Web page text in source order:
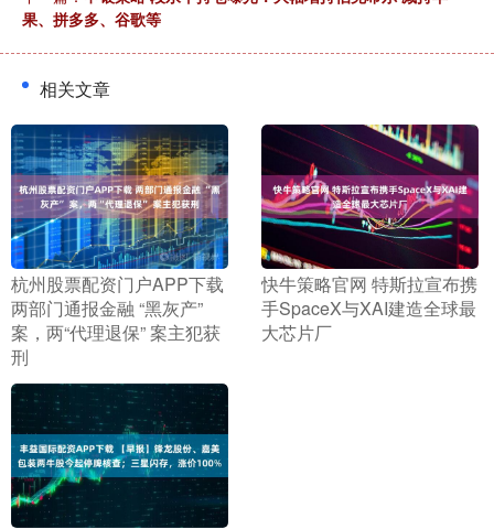
果、拼多多、谷歌等
相关文章
​杭州股票配资门户APP下载
两部门通报金融 “黑灰产”
案，两“代理退保” 案主犯获
刑
​快牛策略官网 特斯拉宣布携
手SpaceX与XAI建造全球最
大芯片厂